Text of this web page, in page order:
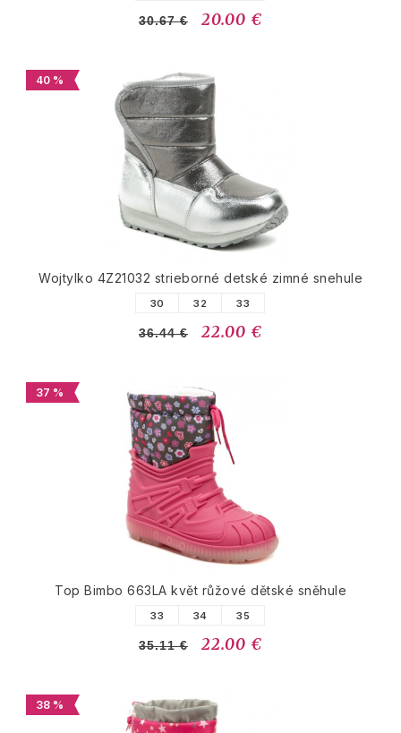
30.67 € 20.00 €
40 %
Wojtylko 4Z21032 strieborné detské zimné snehule
30 32 33
36.44 € 22.00 €
37 %
Top Bimbo 663LA květ růžové dětské sněhule
33 34 35
35.11 € 22.00 €
38 %